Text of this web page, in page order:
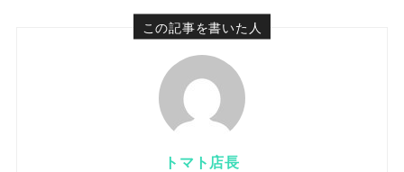
この記事を書いた人
トマト店長